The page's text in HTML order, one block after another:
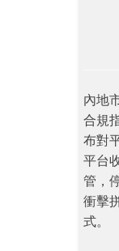
內地
合規
布對
平台
管，
衝擊
式。